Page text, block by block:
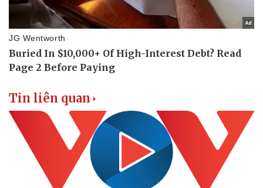
Vụ án
Tin nóng
Tư vấn luật
Vũ khí
Việt Nam
Phân tích
Tin liên quan